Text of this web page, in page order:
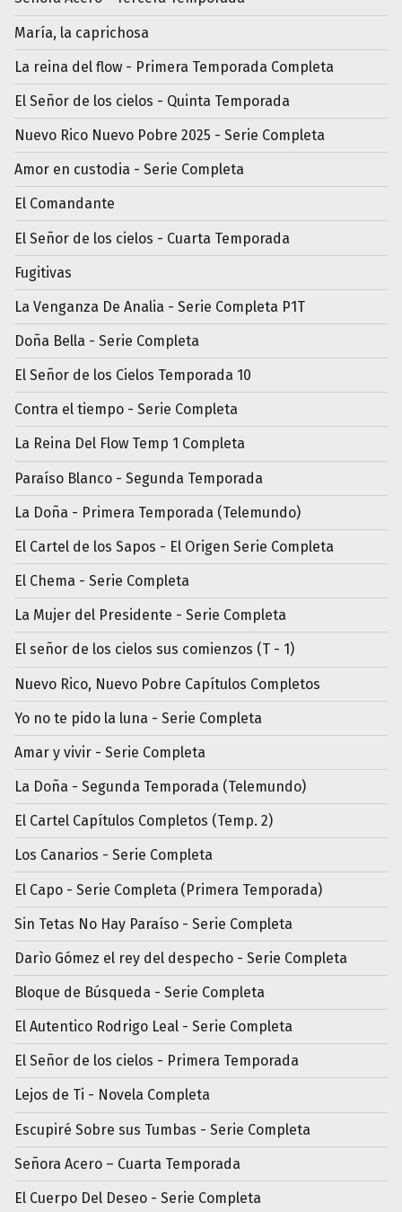
María, la caprichosa
La reina del flow - Primera Temporada Completa
El Señor de los cielos - Quinta Temporada
Nuevo Rico Nuevo Pobre 2025 - Serie Completa
Amor en custodia - Serie Completa
El Comandante
El Señor de los cielos - Cuarta Temporada
Fugitivas
La Venganza De Analia - Serie Completa P1T
Doña Bella - Serie Completa
El Señor de los Cielos Temporada 10
Contra el tiempo - Serie Completa
La Reina Del Flow Temp 1 Completa
Paraíso Blanco - Segunda Temporada
La Doña - Primera Temporada (Telemundo)
El Cartel de los Sapos - El Origen Serie Completa
El Chema - Serie Completa
La Mujer del Presidente - Serie Completa
El señor de los cielos sus comienzos (T - 1)
Nuevo Rico, Nuevo Pobre Capítulos Completos
Yo no te pido la luna - Serie Completa
Amar y vivir - Serie Completa
La Doña - Segunda Temporada (Telemundo)
El Cartel Capítulos Completos (Temp. 2)
Los Canarios - Serie Completa
El Capo - Serie Completa (Primera Temporada)
Sin Tetas No Hay Paraíso - Serie Completa
Darìo Gómez el rey del despecho - Serie Completa
Bloque de Búsqueda - Serie Completa
El Autentico Rodrigo Leal - Serie Completa
El Señor de los cielos - Primera Temporada
Lejos de Ti - Novela Completa
Escupiré Sobre sus Tumbas - Serie Completa
Señora Acero – Cuarta Temporada
El Cuerpo Del Deseo - Serie Completa